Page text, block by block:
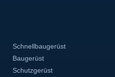
Schnellbaugerüst
Baugerüst
Schutzgerüst